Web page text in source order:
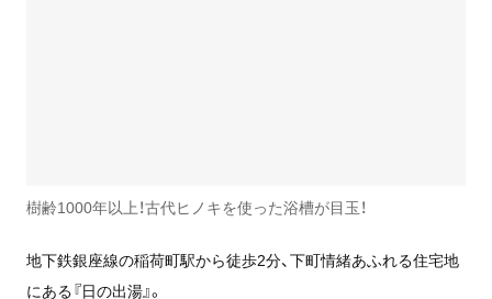
樹齢1000年以上！古代ヒノキを使った浴槽が目玉！
地下鉄銀座線の稲荷町駅から徒歩2分、下町情緒あふれる住宅地
にある『日の出湯』。